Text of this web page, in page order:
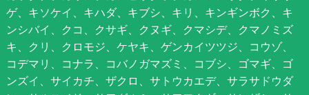
ゲ、キソケイ、キハダ、キブシ、キリ、キンギンボク、キ
ンシバイ、クコ、クサギ、クヌギ、クマシデ、クマノミズ
キ、クリ、クロモジ、ケヤキ、ゲンカイツツジ、コウゾ、
コデマリ、コナラ、コバノガマズミ、コブシ、ゴマギ、ゴ
ンズイ、サイカチ、ザクロ、サトウカエデ、サラサドウダ